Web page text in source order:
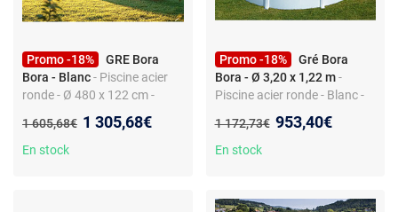
Promo -18%
GRE Bora
Bora - Blanc- Piscine acier
ronde - Ø 480 x 122 cm -
- Skimmer - Liner 30/100
Ancien prix :
1 605,68€ Nouveau prix :
1 305,68€
En stock
Promo -18%
Gré Bora
Bora - Ø 3,20 x 1,22 m -
Piscine acier ronde - Blanc -
m³/h - Échelle sécurité -
Skimmer
Ancien prix :
1 172,73€ Nouveau prix :
953,40€
En stock